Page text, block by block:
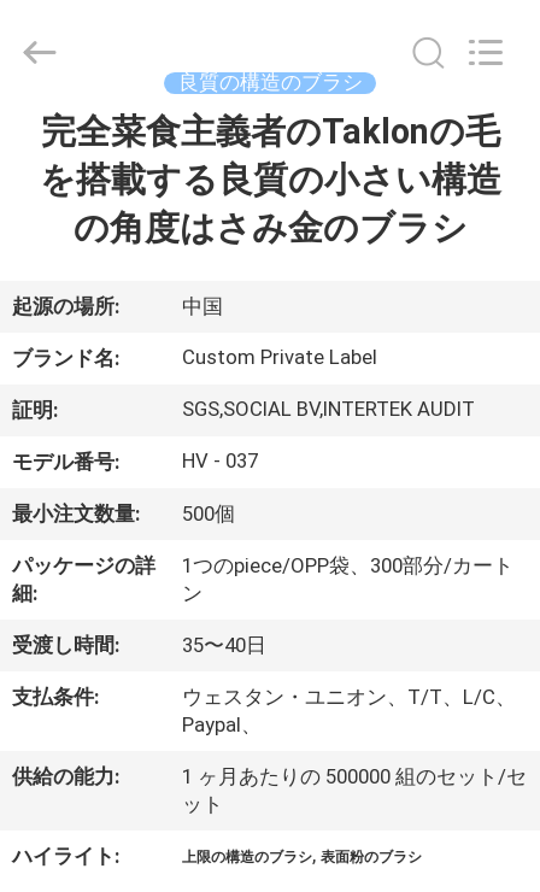
ダ
ク
ト
私
に
つ
い
場
2017
Chanmy
Cosmetics
良質の構造のブラシ
完全菜食主義者のTaklonの毛
を搭載する良質の小さい構造
の角度はさみ金のブラシ
起源の場所: 中国
ブランド名: Custom Private Label
証明: SGS,SOCIAL BV,INTERTEK AUDIT
モデル番号: HV - 037
最小注文数量: 500個
パッケージの詳
細:
1つのpiece/OPP袋、300部分/カート
ン
受渡し時間: 35〜40日
支払条件:
ウェスタン・ユニオン、T/T、L/C、
Paypal、
供給の能力:
1 ヶ月あたりの 500000 組のセット/セ
ット
ハイライト: 上限の構造のブラシ,表面粉のブラシ